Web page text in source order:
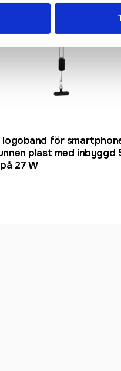
logoband för
plast med inbyggd
27 W